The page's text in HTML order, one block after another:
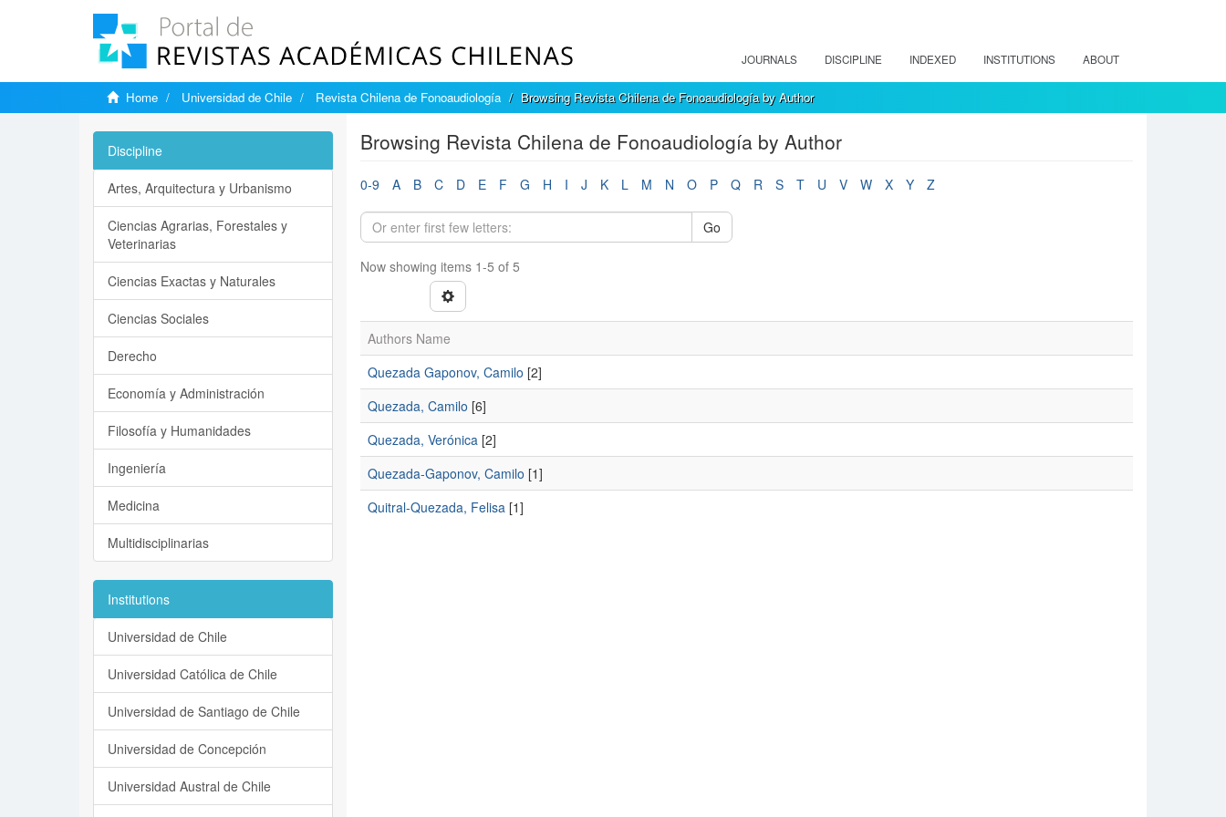
JOURNALS DISCIPLINE INDEXED INSTITUTIONS ABOUT
Home Universidad de Chile Revista Chilena de Fonoaudiología Browsing Revista Chilena de Fonoaudiología by Author
Browsing Revista Chilena de Fonoaudiología by Author
0-9 A B C D E F G H I J K L M N O P Q R S T U V W X Y Z
Go
Now showing items 1-5 of 5
Authors Name
Quezada Gaponov, Camilo [2]
Quezada, Camilo [6]
Quezada, Verónica[2]
Quezada-Gaponov, Camilo [1]
Quitral-Quezada, Felisa[1]
Discipline
Artes, Arquitectura y Urbanismo
Ciencias Agrarias, Forestales y
Veterinarias
Ciencias Exactas y Naturales
Ciencias Sociales
Derecho
Economía y Administración
Filosofía y Humanidades
Ingeniería
Medicina
Multidisciplinarias
Institutions
Universidad de Chile
Universidad Católica de Chile
Universidad de Santiago de Chile
Universidad de Concepción
Universidad Austral de Chile